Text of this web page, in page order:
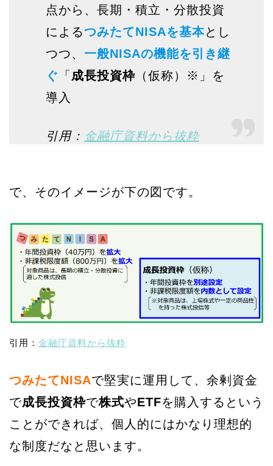
点から、長期・積立・分散投資
によるつみたてNISAを基本とし
つつ、 一般NISAの機能を引き継
ぐ 「成長投資枠 （仮称）※」を
導入
引用： 金融庁資料から抜粋
で、そのイメージが下の図です。
引用： 金融庁資料から抜粋
つみたてNISAで堅実に運用して、余剰資金
で成長投資枠で株式やETFを購入するという
ことができれば、個人的にはかなり理想的
な制度だなと思います。